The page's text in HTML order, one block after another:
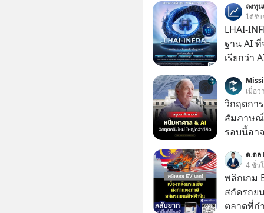
ลงทุ
ได้รั
LHAI-
ฐาน AI
เรียกว่า
ลงทุน AI
ฐานด้าน
ยันระบบ
เมื่อว
วิกฤตกา
สัมภาษณ์
รอบนี้อา
ต่อหลาย
ลูกใหม่ที่
มหาศาล
กำลังแห่ไล่ร
ด.ดล
4 ชั่ว
พลิกเกม
สกัดรถย
ตลาดที่ก